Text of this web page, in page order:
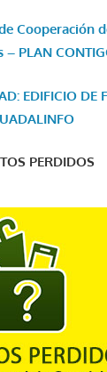
Cooperación
– PLAN
EDIFICIO DE
PERDIDOS